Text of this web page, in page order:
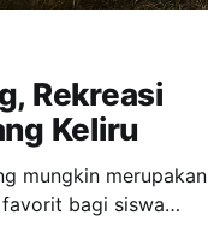
Rekreasi
Keliru
mungkin merupakan
bagi siswa